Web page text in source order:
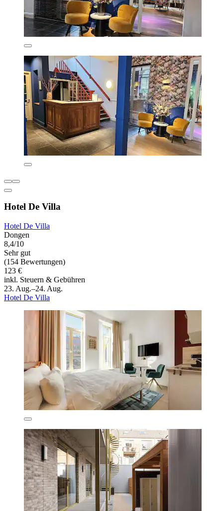
Hotel De Villa
Hotel De Villa
Dongen
8,4/10
Sehr gut
(154 Bewertungen)
123 €
inkl. Steuern & Gebühren
23. Aug.–24. Aug.
Hotel De Villa